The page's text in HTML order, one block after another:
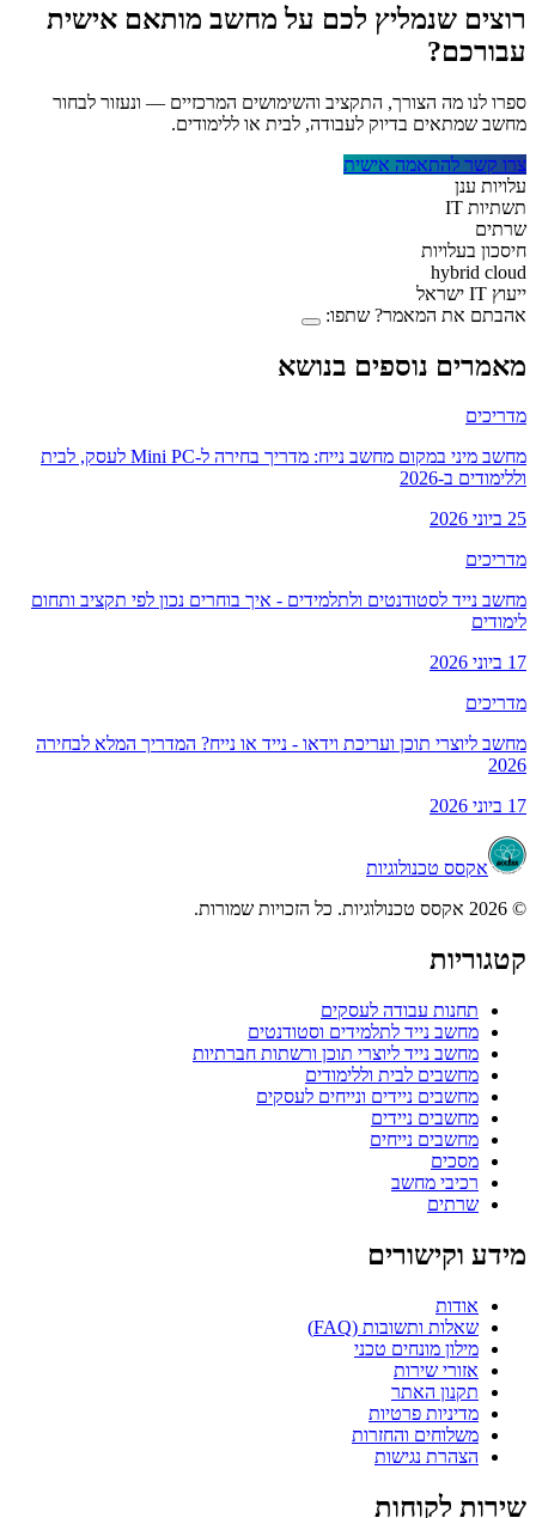
רוצים שנמליץ לכם על מחשב מותאם אישית
עבורכם?
ספרו לנו מה הצורך, התקציב והשימושים המרכזיים — ונעזור לבחור
מחשב שמתאים בדיוק לעבודה, לבית או ללימודים.
צרו קשר להתאמה אישית
עלויות ענן
תשתיות IT
שרתים
חיסכון בעלויות
hybrid cloud
ייעוץ IT ישראל
אהבתם את המאמר? שתפו:
מאמרים נוספים בנושא
מדריכים
מחשב מיני במקום מחשב נייח: מדריך בחירה ל-Mini PC לעסק, לבית
וללימודים ב-2026
25 ביוני 2026
מדריכים
מחשב נייד לסטודנטים ולתלמידים - איך בוחרים נכון לפי תקציב ותחום
לימודים
17 ביוני 2026
מדריכים
מחשב ליוצרי תוכן ועריכת וידאו - נייד או נייח? המדריך המלא לבחירה
2026
17 ביוני 2026
אקסס טכנולוגיות
© 2026 אקסס טכנולוגיות. כל הזכויות שמורות.
קטגוריות
תחנות עבודה לעסקים
מחשב נייד לתלמידים וסטודנטים
מחשב נייד ליוצרי תוכן ורשתות חברתיות
מחשבים לבית וללימודים
מחשבים ניידים ונייחים לעסקים
מחשבים ניידים
מחשבים נייחים
מסכים
רכיבי מחשב
שרתים
מידע וקישורים
אודות
שאלות ותשובות (FAQ)
מילון מונחים טכני
אזורי שירות
תקנון האתר
מדיניות פרטיות
משלוחים והחזרות
הצהרת נגישות
שירות לקוחות